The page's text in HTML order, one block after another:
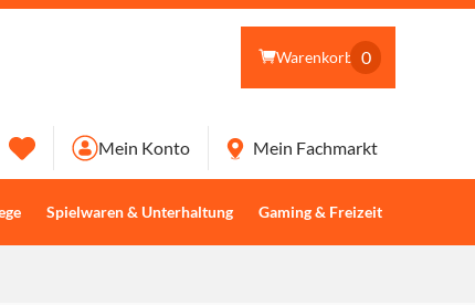
Warenkorb 0
Spielwaren & Unterhaltung Gaming & Freizeit
Mein Konto Mein Fachmarkt